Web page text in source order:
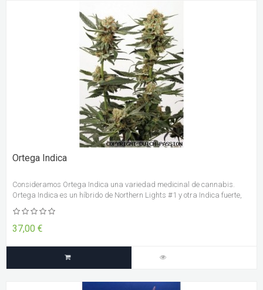
Ortega Indica
Consideramos Ortega Indica una variedad medicinal de cannabis.
Ortega Indica es un híbrido de Northern Lights #1 y otra Indica fuerte,
las cuales se remontan a finales de los setenta. Olor/aroma
extremadamente penetrante: terroso, especiado y a tabaco.
37,00 €